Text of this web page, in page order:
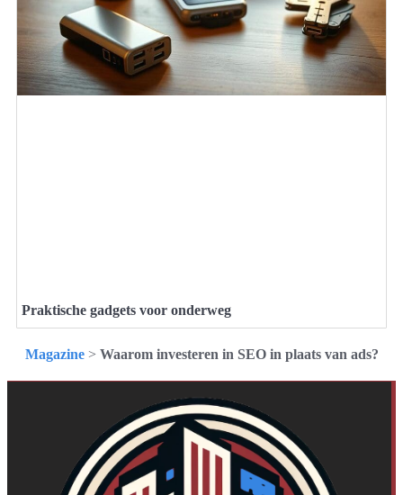
Praktische gadgets voor onderweg
Magazine> Waarom investeren in SEO in plaats van ads?